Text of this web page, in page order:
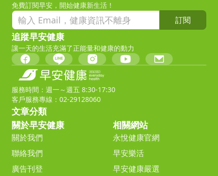
免費訂閱早安，開始健康新生活！
訂閱
追蹤早安健康
讓一天的生活充滿了正能量和健康的動力
服務時間：週一～週五 8:30-17:30
客戶服務專線：02-29128060
文章分類
關於早安健康
關於我們
聯絡我們
廣告刊登
相關網站
永悅健康官網
早安樂活
早安健康嚴選